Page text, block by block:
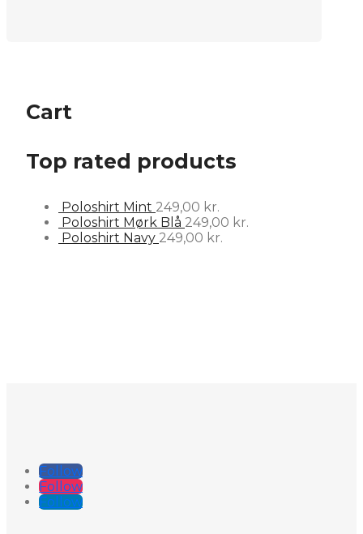
Cart
Top rated products
Poloshirt Mint 249,00 kr.
Poloshirt Mørk Blå 249,00 kr.
Poloshirt Navy 249,00 kr.
Follow
Follow
Follow